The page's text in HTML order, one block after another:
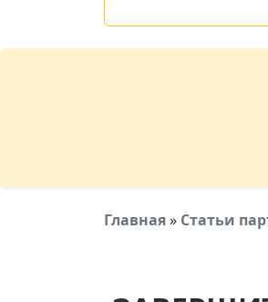
Главная» Статьи